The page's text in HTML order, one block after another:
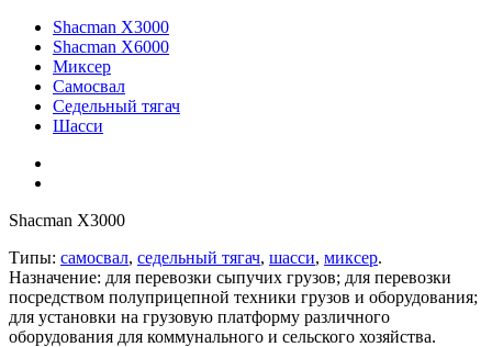
Shacman X3000
Shacman X6000
Миксер
Самосвал
Седельный тягач
Шасси
Shacman X3000
Типы: самосвал, седельный тягач, шасси, миксер.
Назначение: для перевозки сыпучих грузов; для перевозки
посредством полуприцепной техники грузов и оборудования;
для установки на грузовую платформу различного
оборудования для коммунального и сельского хозяйства.